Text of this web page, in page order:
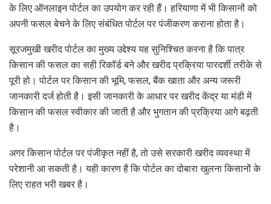
के लिए ऑनलाइन पोर्टल का उपयोग कर रही हैं। हरियाणा में भी किसानों को
अपनी फसल बेचने के लिए संबंधित पोर्टल पर पंजीकरण कराना होता है।
सूरजमुखी खरीद पोर्टल का मुख्य उद्देश्य यह सुनिश्चित करना है कि पात्र
किसान की फसल का सही रिकॉर्ड बने और खरीद प्रक्रिया पारदर्शी तरीके से
पूरी हो। पोर्टल पर किसान की भूमि, फसल, बैंक खाता और अन्य जरूरी
जानकारी दर्ज होती है। इसी जानकारी के आधार पर खरीद केंद्र या मंडी में
किसान की फसल स्वीकार की जाती है और भुगतान की प्रक्रिया आगे बढ़ती
है।
अगर किसान पोर्टल पर पंजीकृत नहीं है, तो उसे सरकारी खरीद व्यवस्था में
परेशानी आ सकती है। यही कारण है कि पोर्टल का दोबारा खुलना किसानों के
लिए राहत भरी खबर है।